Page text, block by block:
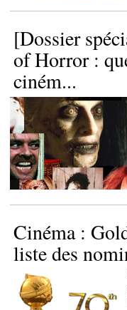
[Dossier
of Horror :
ciném...
Cinéma :
liste des